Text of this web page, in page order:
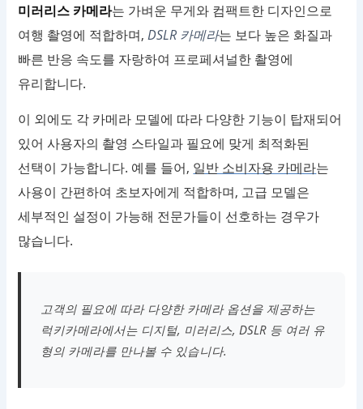
미러리스 카메라는 가벼운 무게와 컴팩트한 디자인으로
여행 촬영에 적합하며,DSLR 카메라는 보다 높은 화질과
빠른 반응 속도를 자랑하여 프로페셔널한 촬영에
유리합니다.
이 외에도 각 카메라 모델에 따라 다양한 기능이 탑재되어
있어 사용자의 촬영 스타일과 필요에 맞게 최적화된
선택이 가능합니다. 예를 들어, 일반 소비자용 카메라는
사용이 간편하여 초보자에게 적합하며, 고급 모델은
세부적인 설정이 가능해 전문가들이 선호하는 경우가
많습니다.
고객의 필요에 따라 다양한 카메라 옵션을 제공하는
럭키카메라에서는 디지털, 미러리스, DSLR 등 여러 유
형의 카메라를 만나볼 수 있습니다.